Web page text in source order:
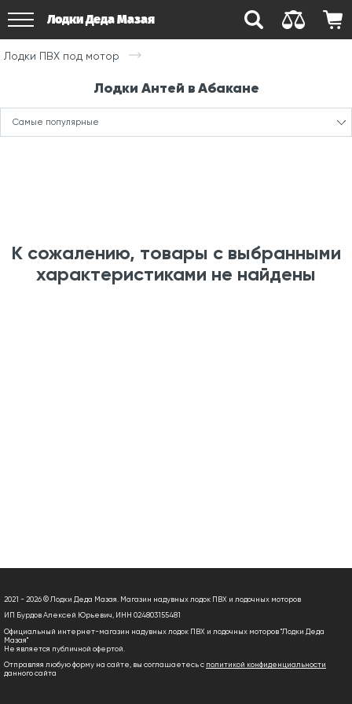
Лодки Деда Мазая
Лодки ПВХ под мотор
Лодки Антей в Абакане
Самые популярные
К сожалению, товары с выбранными
характеристиками не найдены
2021 - 2026 © Лодки Деда Мазая. Магазин надувных лодок ПВХ и лодочных моторов
ИП Бурдов Алексей Юрьевич, ИНН 024803155481
Официальный интернет-магазин надувных лодок ПВХ и лодочных моторов "Лодки Деда
Мазая"
Не является публичной офертой.
Отправляя любую форму на сайте, вы соглашаетесь с политикой конфиденциальности
данного сайта